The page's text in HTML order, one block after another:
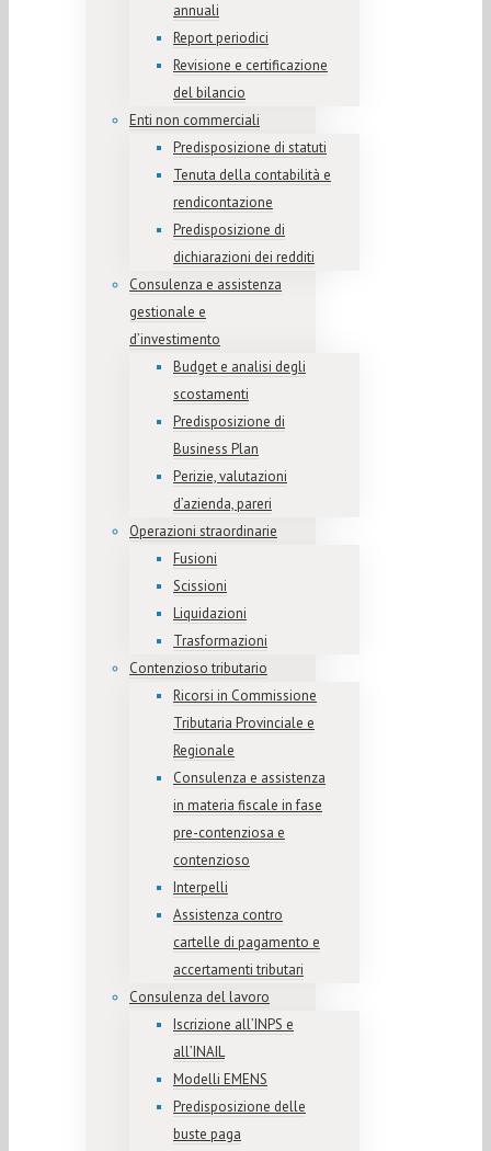
annuali
Report periodici
Revisione e certificazione
del bilancio
Enti non commerciali
Predisposizione di statuti
Tenuta della contabilità e
rendicontazione
Predisposizione di
dichiarazioni dei redditi
Consulenza e assistenza
gestionale e
d’investimento
Budget e analisi degli
scostamenti
Predisposizione di
Business Plan
Perizie, valutazioni
d’azienda, pareri
Operazioni straordinarie
Fusioni
Scissioni
Liquidazioni
Trasformazioni
Contenzioso tributario
Ricorsi in Commissione
Tributaria Provinciale e
Regionale
Consulenza e assistenza
in materia fiscale in fase
pre-contenziosa e
contenzioso
Interpelli
Assistenza contro
cartelle di pagamento e
accertamenti tributari
Consulenza del lavoro
Iscrizione all’INPS e
all’INAIL
Modelli EMENS
Predisposizione delle
buste paga